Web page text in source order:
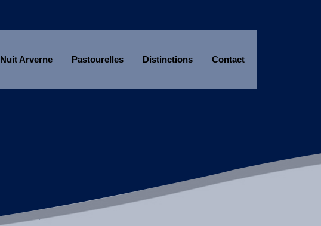
Nuit Arverne Pastourelles Distinctions Contact